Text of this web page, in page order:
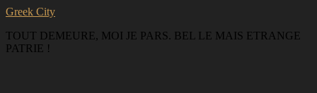
Greek City
TOUT DEMEURE, MOI JE PARS. BEL LE MAIS ETRANGE
PATRIE !